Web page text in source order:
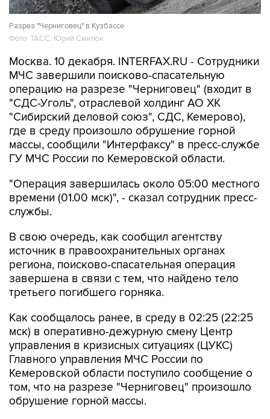
Разрез "Черниговец" в Кузбассе
Фото: ТАСС, Юрий Смитюк
Москва. 10 декабря. INTERFAX.RU - Сотрудники
МЧС завершили поисково-спасательную
операцию на разрезе "Черниговец" (входит в
"СДС-Уголь", отраслевой холдинг АО ХК
"Сибирский деловой союз", СДС, Кемерово),
где в среду произошло обрушение горной
массы, сообщили "Интерфаксу" в пресс-службе
ГУ МЧС России по Кемеровской области.
"Операция завершилась около 05:00 местного
времени (01.00 мск)", - сказал сотрудник пресс-
службы.
В свою очередь, как сообщил агентству
источник в правоохранительных органах
региона, поисково-спасательная операция
завершена в связи с тем, что найдено тело
третьего погибшего горняка.
Как сообщалось ранее, в среду в 02:25 (22:25
мск) в оперативно-дежурную смену Центр
управления в кризисных ситуациях (ЦУКС)
Главного управления МЧС России по
Кемеровской области поступило сообщение о
том, что на разрезе "Черниговец" произошло
обрушение горной массы.